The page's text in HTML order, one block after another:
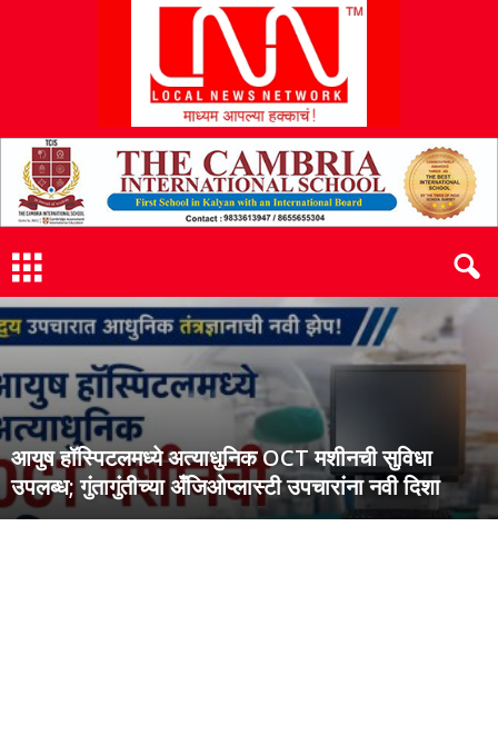
आयुष हॉस्पिटलमध्ये अत्याधुनिक OCT मशीनची सुविधा
उपलब्ध; गुंतागुंतीच्या अँजिओप्लास्टी उपचारांना नवी दिशा